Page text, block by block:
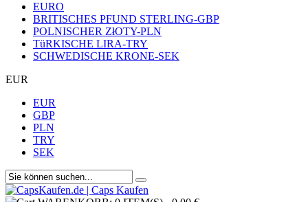
EURO
BRITISCHES PFUND STERLING-GBP
POLNISCHER ZłOTY-PLN
TüRKISCHE LIRA-TRY
SCHWEDISCHE KRONE-SEK
EUR
EUR
GBP
PLN
TRY
SEK